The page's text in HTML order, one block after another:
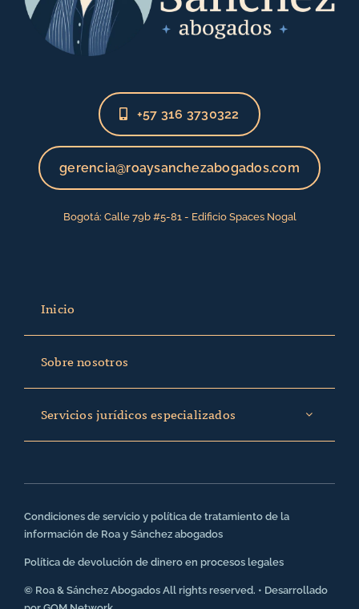
+57 316 3730322
gerencia@roaysanchezabogados.com
Bogotá: Calle 79b #5-81 - Edificio Spaces Nogal
Inicio
Sobre nosotros
Servicios jurídicos especializados
Condiciones de servicio y política de tratamiento de la
información de Roa y Sánchez abogados
Política de devolución de dinero en procesos legales
© Roa & Sánchez Abogados All rights reserved. • Desarrollado